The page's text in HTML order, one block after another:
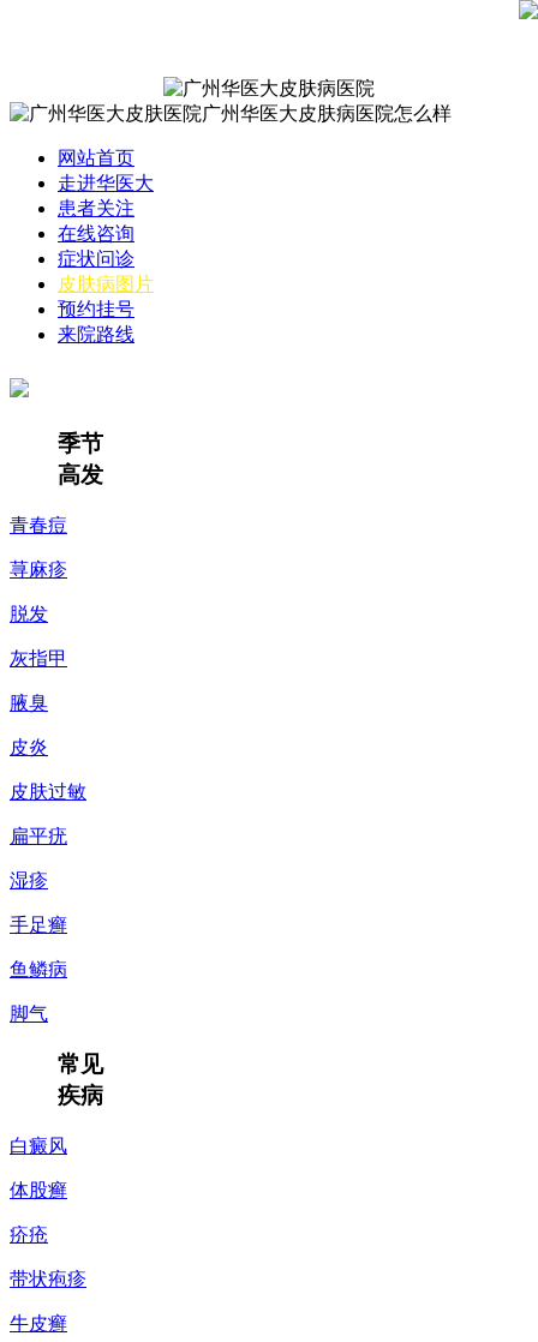
网站首页
走进华医大
患者关注
在线咨询
症状问诊
皮肤病图片
预约挂号
来院路线
季节
高发
青春痘
荨麻疹
脱发
灰指甲
腋臭
皮炎
皮肤过敏
扁平疣
湿疹
手足癣
鱼鳞病
脚气
常见
疾病
白癜风
体股癣
疥疮
带状疱疹
牛皮癣